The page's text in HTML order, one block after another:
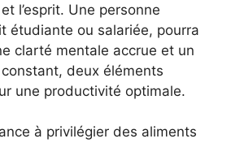
l’esprit. Une personne
étudiante ou salariée, pourra
clarté mentale accrue et un
constant, deux éléments
une productivité optimale.
à privilégier des aliments